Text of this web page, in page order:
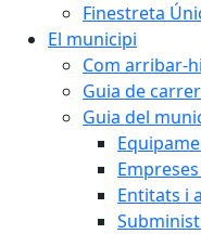
Finestreta
El municipi
Com arribar-hi
Guia de
Guia del
Entitats i